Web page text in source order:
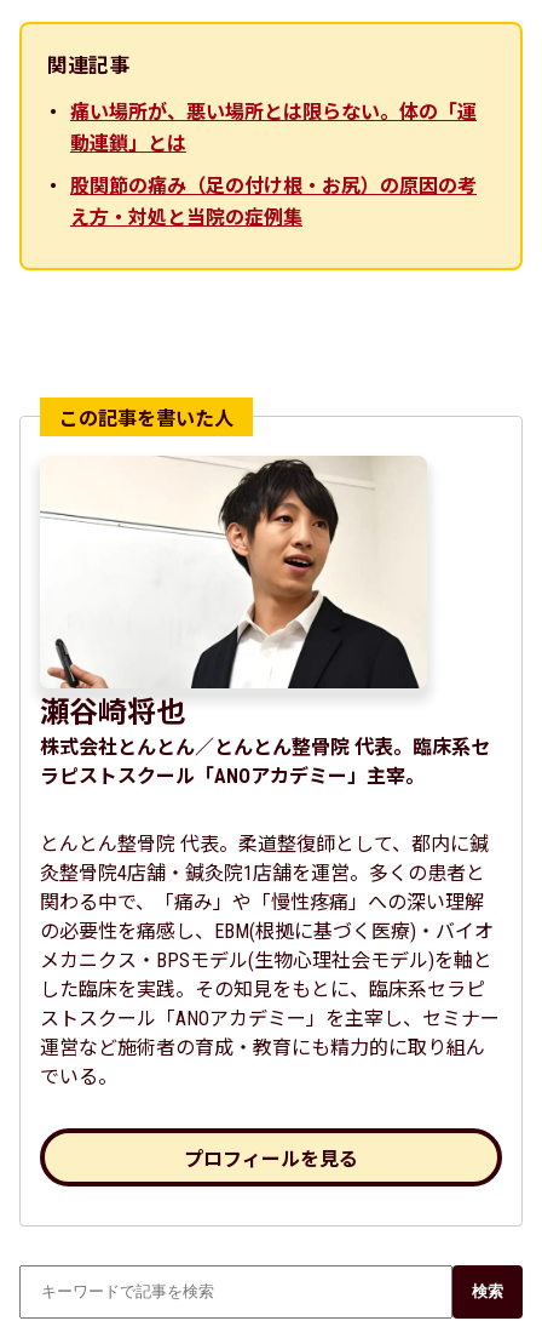
関連記事
痛い場所が、悪い場所とは限らない。体の「運
動連鎖」とは
股関節の痛み（足の付け根・お尻）の原因の考
え方・対処と当院の症例集
瀬谷崎将也
株式会社とんとん／とんとん整骨院 代表。臨床系セ
ラピストスクール「ANOアカデミー」主宰。
とんとん整骨院 代表。柔道整復師として、都内に鍼
灸整骨院4店舗・鍼灸院1店舗を運営。多くの患者と
関わる中で、「痛み」や「慢性疼痛」への深い理解
の必要性を痛感し、EBM(根拠に基づく医療)・バイオ
メカニクス・BPSモデル(生物心理社会モデル)を軸と
した臨床を実践。その知見をもとに、臨床系セラピ
ストスクール「ANOアカデミー」を主宰し、セミナー
運営など施術者の育成・教育にも精力的に取り組ん
でいる。
プロフィールを見る
検索